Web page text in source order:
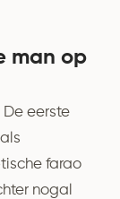
man op
De eerste
farao
nogal